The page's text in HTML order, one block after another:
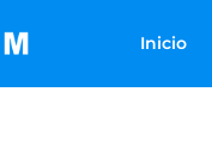
Inicio